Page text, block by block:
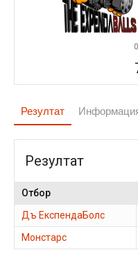
Резултат
Резултат
Отбор
Дъ ЕкспендаБолс
Монстарс